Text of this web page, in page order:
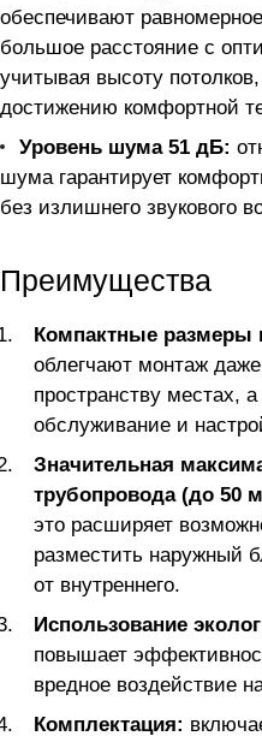
обеспечивают
большое расстояние с
учитывая высоту
достижению комфортной
Уровень шума 51 дБ:
шума гарантирует
без излишнего звукового
Преимущества
Компактные размеры
облегчают монтаж
пространству местах,
обслуживание и
Значительная
трубопровода (до 50
это расширяет
разместить наружный
от внутреннего.
Использование
повышает
вредное воздействие
Комплектация: